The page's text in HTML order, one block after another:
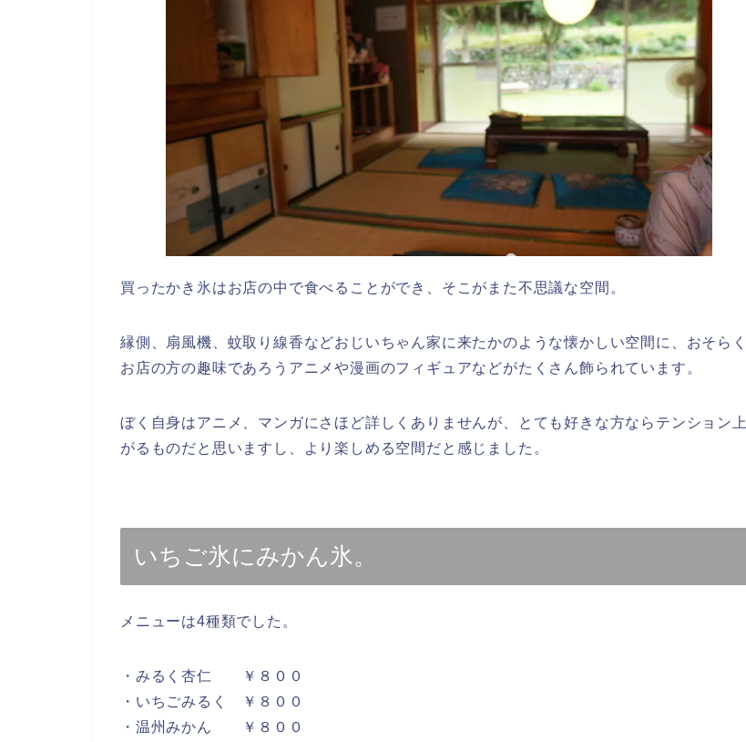
買ったかき氷はお店の中で食べることができ、そこがまた不思議な空間。
縁側、扇風機、蚊取り線香などおじいちゃん家に来たかのような懐かしい空間に、おそらく
お店の方の趣味であろうアニメや漫画のフィギュアなどがたくさん飾られています。
ぼく自身はアニメ、マンガにさほど詳しくありませんが、とても好きな方ならテンション上
がるものだと思いますし、より楽しめる空間だと感じました。
いちご氷にみかん氷。
メニューは4種類でした。
・みるく杏仁 ￥８００
・いちごみるく ￥８００
・温州みかん ￥８００